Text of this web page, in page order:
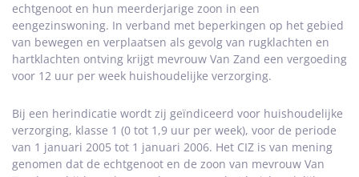
echtgenoot en hun meerderjarige zoon in een
eengezinswoning. In verband met beperkingen op het gebied
van bewegen en verplaatsen als gevolg van rugklachten en
hartklachten ontving krijgt mevrouw Van Zand een vergoeding
voor 12 uur per week huishoudelijke verzorging.
Bij een herindicatie wordt zij geïndiceerd voor huishoudelijke
verzorging, klasse 1 (0 tot 1,9 uur per week), voor de periode
van 1 januari 2005 tot 1 januari 2006. Het CIZ is van mening
genomen dat de echtgenoot en de zoon van mevrouw Van